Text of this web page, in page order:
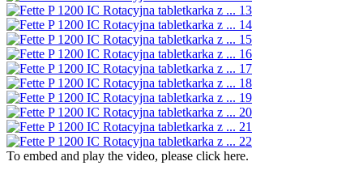
To embed and play the video, please click here.